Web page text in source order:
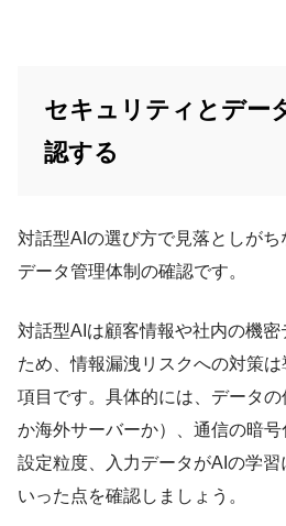
セキュリティとデー
認する
対話型AIの選び方で見落としが
データ管理体制の確認です。
対話型AIは顧客情報や社内の機
ため、情報漏洩リスクへの対策
項目です。具体的には、データ
か海外サーバーか）、通信の暗
設定粒度、入力データがAIの学
いった点を確認しましょう。